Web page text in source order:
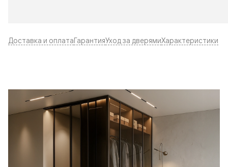
Доставка и оплатаГарантияУход за дверямиХарактеристики